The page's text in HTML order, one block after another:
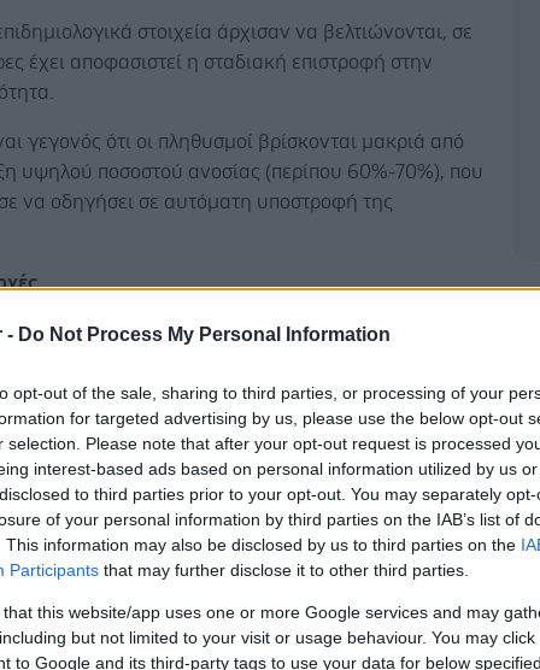
- Do Not Process My Personal Information
opt-out of the sale, sharing to third parties, or processing of your
for targeted advertising by us, please use the below opt-out
selection. Please note that after your opt-out request is processed
interest-based ads based on personal information utilized by us
to third parties prior to your opt-out. You may separately
of your personal information by third parties on the IAB’s list of
This information may also be disclosed by us to third parties on the
Participants that may further disclose it to other third parties.
that this website/app uses one or more Google services and may
but not limited to your visit or usage behaviour. You may
to Google and its third-party tags to use your data for below
στοιχεία άρχισαν να βελτιώνονται, σε
έχει αποφασιστεί η σταδιακή επιστροφή στην
γεγονός ότι οι πληθυσμοί βρίσκονται μακριά από
υψηλού ποσοστού ανοσίας (περίπου 60%-70%), που
να οδηγήσει σε αυτόματη υποστροφή της
μοντέλα προβλέπουν ότι η επάνοδος της
η εκ νέου έξαρση και να μπορέσει να κινηθεί
σε σχετικά φυσιολογικά επίπεδα, είναι απαραίτητη η
της μεταδοτικότητας μέσω των 7 αρχών της